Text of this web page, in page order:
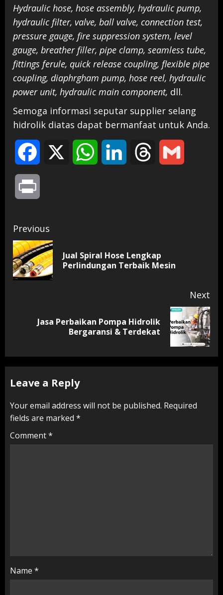
Hydraulic hose, hose assembly, hydraulic pump,
hydraulic filter, valve, ball valve, connection test,
pressure gauge, fire suppression system, level
gauge, breather filler, pipe clamp, seamless tube,
fittings ferule, quick release coupling, flexible pipe
coupling, diaphrgham pump, hose reel, hydraulic
power unit, hydraulic main component, dll.
Semoga informasi seputar supplier selang
hidrolik diatas dapat bermanfaat untuk Anda.
Facebook WhatsAppLinkedIn Threads
Continue
Reading
Previous
Jual Spiral Hose Lengkap
Perlindungan Terbaik Mesin
Next
Jasa Perbaikan Pompa Hidrolik
Bergaransi & Terdekat
Leave a Reply
Your email address will not be published. Required
fields are marked *
Comment*
Name *